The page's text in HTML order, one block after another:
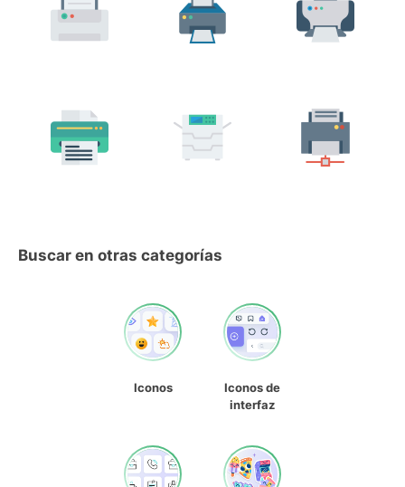
Buscar en otras categorías
Iconos
Iconos de
interfaz